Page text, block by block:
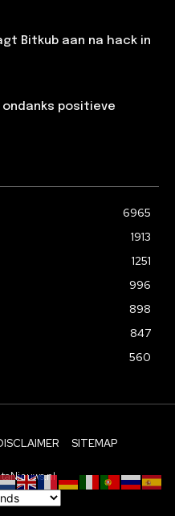
Bitkub aan na hack in
ondanks positieve
6965
1913
1251
996
898
847
560
SITEMAP